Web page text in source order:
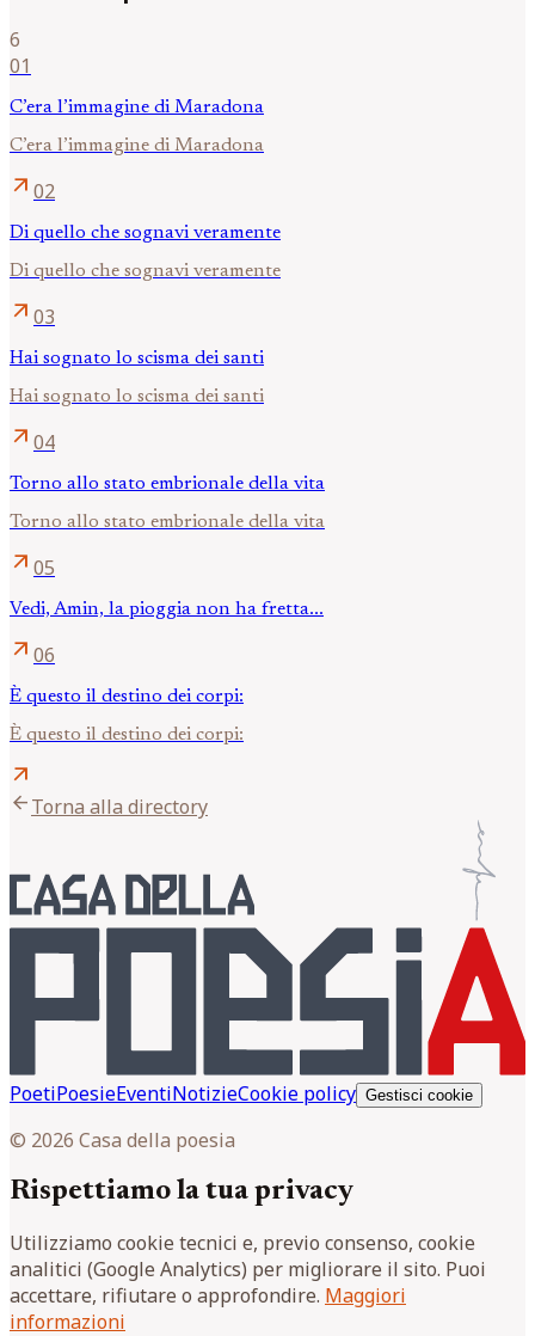
6
01
C’era l’immagine di Maradona
C’era l’immagine di Maradona
arrow_outward 02
Di quello che sognavi veramente
Di quello che sognavi veramente
arrow_outward 03
Hai sognato lo scisma dei santi
Hai sognato lo scisma dei santi
arrow_outward 04
Torno allo stato embrionale della vita
Torno allo stato embrionale della vita
arrow_outward 05
Vedi, Amin, la pioggia non ha fretta...
arrow_outward 06
È questo il destino dei corpi:
È questo il destino dei corpi:
arrow_outward
arrow_backTorna alla directory
PoetiPoesieEventiNotizieCookie policy Gestisci cookie
© 2026 Casa della poesia
Rispettiamo la tua privacy
Utilizziamo cookie tecnici e, previo consenso, cookie
analitici (Google Analytics) per migliorare il sito. Puoi
accettare, rifiutare o approfondire. Maggiori
informazioni